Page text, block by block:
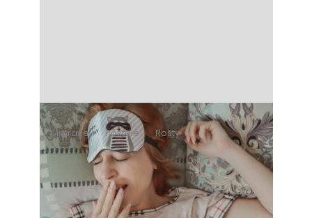
Matrace Postele Rošty 9 minút čítania
Kombinácia správneho
roštu, matraca a postele
boxspring ako liek na
nespavosť